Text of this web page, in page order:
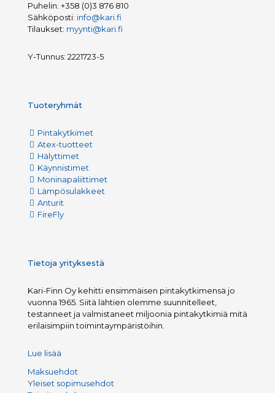
Puhelin: +358 (0)3 876 810
Sähköposti: info@kari.fi
Tilaukset: myynti@kari.fi
Y-Tunnus: 2221723-5
Tuoteryhmät
Pintakytkimet
Atex-tuotteet
Hälyttimet
Käynnistimet
Moninapaliittimet
Lämpösulakkeet
Anturit
FireFly
Tietoja yrityksestä
Kari-Finn Oy kehitti ensimmäisen pintakytkimensä jo
vuonna 1965. Siitä lähtien olemme suunnitelleet,
testanneet ja valmistaneet miljoonia pintakytkimiä mitä
erilaisimpiin toimintaympäristöihin.
Lue lisää
Maksuehdot
Yleiset sopimusehdot